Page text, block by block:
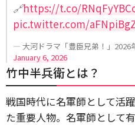
🔗https://t.co/
pic.twitter.com/
— 大河ドラマ「豊臣兄弟！」
January 6, 2026
竹中半兵衛とは？
戦国時代に名軍師として活
た重要人物。名軍師として